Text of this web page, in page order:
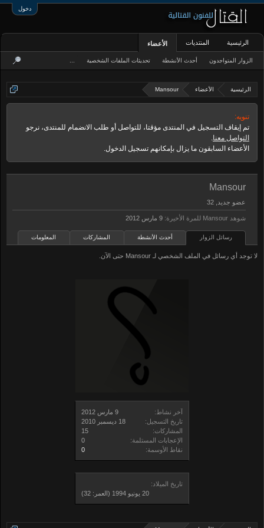
دخول
الرئيسية الأعضاء Mansour
تنويه:
تم إيقاف التسجيل في المنتدى مؤقتا، للتواصل أو طلب الانضمام للمنتدى، نرجو
التواصل معنا.
الأعضاء السابقون ما يزال بإمكانهم تسجيل الدخول.
آخر نشاط:
تاريخ التسجيل:
المشاركات:
15
الإعجابات المستلمة:
0
نقاط الأوسمة:
0
تاريخ الميلاد:
(العمر: 32)
Mansour
عضو جديد
شوهد Mansour للمرة الأخيرة:
رسائل الزوار أحدث الأنشطة المشاركات المعلومات
لا توجد أي رسائل في الملف الشخصي لـ Mansour حتى الآن.
الرئيسية المنتديات الأعضاء
الزوار المتواجدون أحدث الأنشطة تحديثات الملفات الشخصية